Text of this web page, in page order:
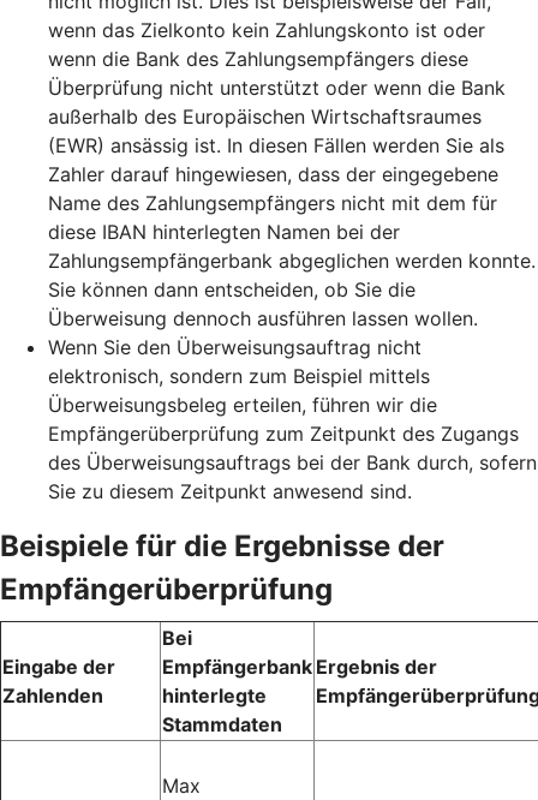
wenn das Zielkonto kein Zahlungskonto ist oder
wenn die Bank des Zahlungsempfängers diese
Überprüfung nicht unterstützt oder wenn die Bank
außerhalb des Europäischen Wirtschaftsraumes
(EWR) ansässig ist. In diesen Fällen werden Sie als
Zahler darauf hingewiesen, dass der eingegebene
Name des Zahlungsempfängers nicht mit dem für
diese IBAN hinterlegten Namen bei der
Zahlungsempfängerbank abgeglichen werden konnte.
Sie können dann entscheiden, ob Sie die
Überweisung dennoch ausführen lassen wollen.
Wenn Sie den Überweisungsauftrag nicht
elektronisch, sondern zum Beispiel mittels
Überweisungsbeleg erteilen, führen wir die
Empfängerüberprüfung zum Zeitpunkt des Zugangs
des Überweisungsauftrags bei der Bank durch, sofern
Sie zu diesem Zeitpunkt anwesend sind.
Beispiele für die Ergebnisse der
Empfängerüberprüfung
Eingabe der
Zahlenden
Bei
Empfängerbank
hinterlegte
Stammdaten
Ergebnis der
Max